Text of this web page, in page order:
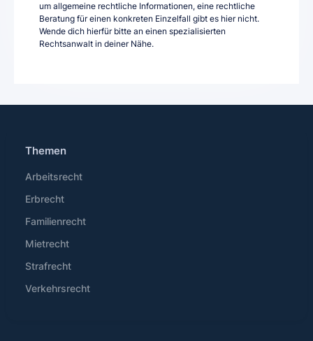
um allgemeine rechtliche Informationen, eine rechtliche
Beratung für einen konkreten Einzelfall gibt es hier nicht.
Wende dich hierfür bitte an einen spezialisierten
Rechtsanwalt in deiner Nähe.
Themen
Arbeitsrecht
Erbrecht
Familienrecht
Mietrecht
Strafrecht
Verkehrsrecht